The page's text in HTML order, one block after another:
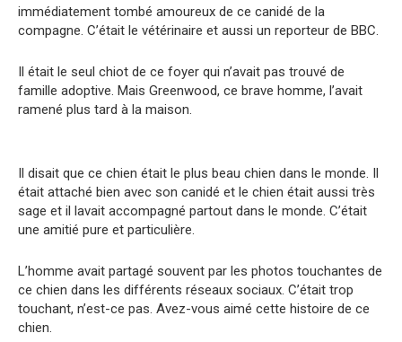
immédiatement tombé amoureux de ce canidé de la
compagne. C’était le vétérinaire et aussi un reporteur de BBC.
Il était le seul chiot de ce foyer qui n’avait pas trouvé de
famille adoptive. Mais Greenwood, ce brave homme, l’avait
ramené plus tard à la maison.
Il disait que ce chien était le plus beau chien dans le monde. Il
était attaché bien avec son canidé et le chien était aussi très
sage et il lavait accompagné partout dans le monde. C’était
une amitié pure et particulière.
L’homme avait partagé souvent par les photos touchantes de
ce chien dans les différents réseaux sociaux. C’était trop
touchant, n’est-ce pas. Avez-vous aimé cette histoire de ce
chien.